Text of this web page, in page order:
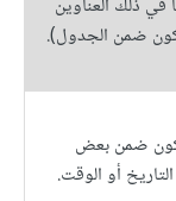
في ذلك العناوين
ضمن الجدول).
تكون ضمن بعض
أو الوقت.